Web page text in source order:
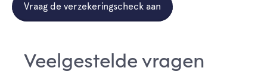
Vraag de verzekeringscheck aan
Veelgestelde vragen